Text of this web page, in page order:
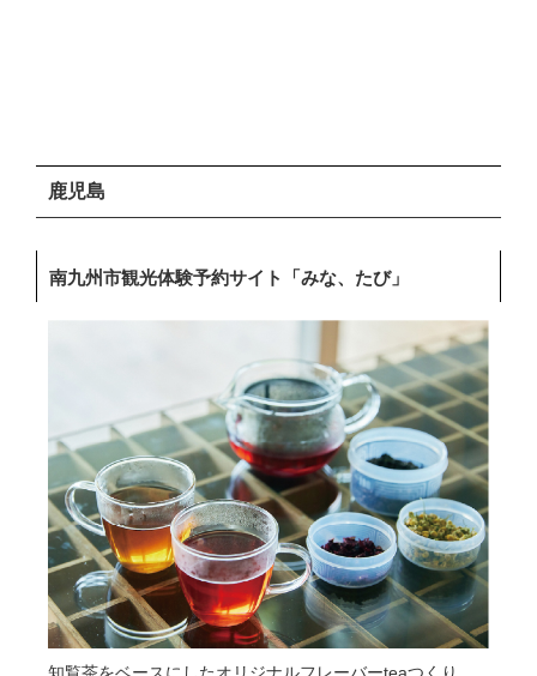
鹿児島
南九州市観光体験予約サイト「みな、たび」
知覧茶をベースにしたオリジナルフレーバーteaつくり